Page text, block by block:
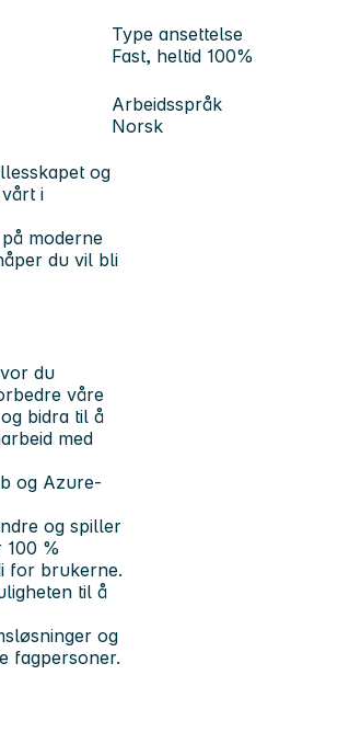
Type ansettelse
Fast, heltid 100%
Arbeidsspråk
Norsk
og
i
moderne
du vil bli
du
våre
bidra til å
med
og Azure-
og spiller
%
for brukerne.
til å
og
fagpersoner.